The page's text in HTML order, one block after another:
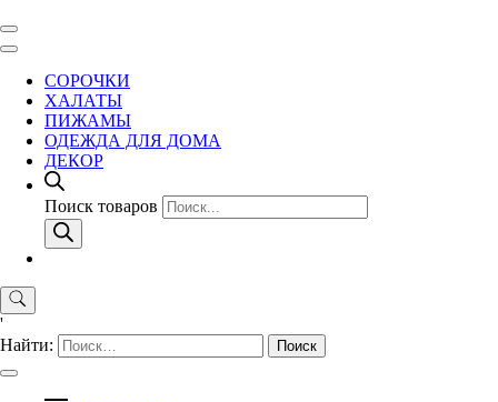
СОРОЧКИ
ХАЛАТЫ
ПИЖАМЫ
ОДЕЖДА ДЛЯ ДОМА
ДЕКОР
Поиск товаров
'
Найти: